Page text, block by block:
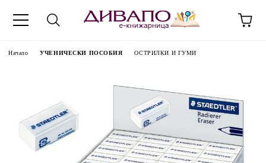
Начало УЧЕНИЧЕСКИ ПОСОБИЯ ОСТРИЛКИ И ГУМИ